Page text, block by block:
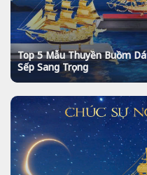
Top 5 Mẫu Thuyền Buồm
Sếp Sang Trọng